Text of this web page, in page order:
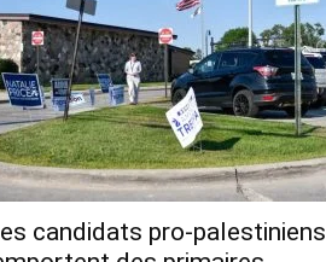
candidats pro-palestiniens